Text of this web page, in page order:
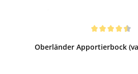
Oberländer Apportierbock